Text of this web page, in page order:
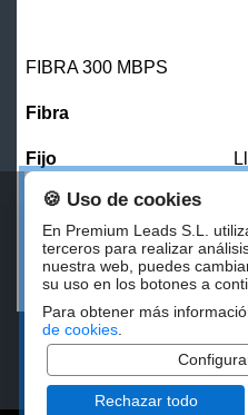
FIBRA 300 MBPS
🍪 Uso de cookies
En Premium Leads S.L.
terceros para realizar
nuestra web, puedes
su uso en los botones a
Para obtener más
de cookies
Rechazar todo